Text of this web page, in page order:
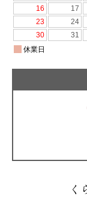
く